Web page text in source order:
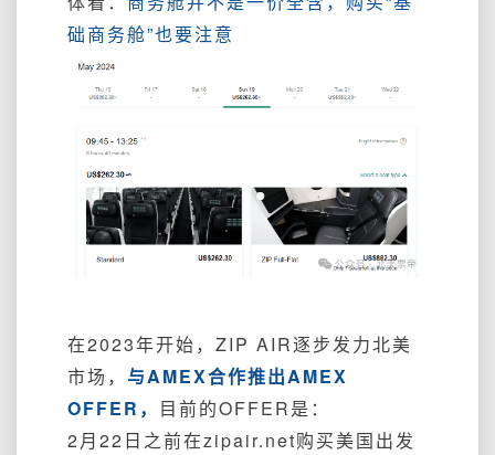
础商务舱”也要注意
在2023年开始，ZIP AIR逐步发力北美
市场， 与AMEX合作推出AMEX
OFFER， 目前的OFFER是：
2月22日之前在zipair.net购买美国出发